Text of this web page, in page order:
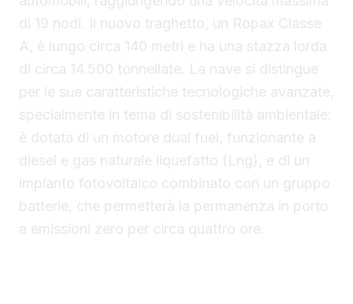
di 19 nodi. Il nuovo traghetto, un Ropax Classe
A, è lungo circa 140 metri e ha una stazza lorda
di circa 14.500 tonnellate. La nave si distingue
per le sue caratteristiche tecnologiche avanzate,
specialmente in tema di sostenibilità ambientale:
è dotata di un motore dual fuel, funzionante a
diesel e gas naturale liquefatto (Lng), e di un
impianto fotovoltaico combinato con un gruppo
batterie, che permetterà la permanenza in porto
a emissioni zero per circa quattro ore.